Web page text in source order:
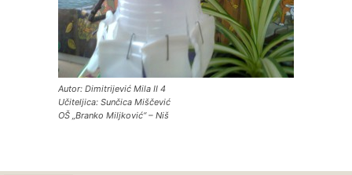
Autor: Dimitrijević Mila II 4
Učiteljica: Sunčica Miščević
OŠ „Branko Miljković“ – Niš